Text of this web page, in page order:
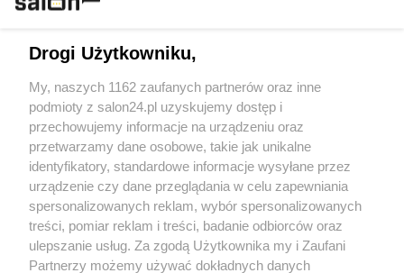
Sport
Społeczeństwo
Kultura
X Facebook Instagram Youtube
Drogi Użytkowniku,
My, naszych 1162 zaufanych partnerów oraz inne
podmioty z salon24.pl uzyskujemy dostęp i
przechowujemy informacje na urządzeniu oraz
przetwarzamy dane osobowe, takie jak unikalne
identyfikatory, standardowe informacje wysyłane przez
urządzenie czy dane przeglądania w celu zapewniania
spersonalizowanych reklam, wybór spersonalizowanych
treści, pomiar reklam i treści, badanie odbiorców oraz
ulepszanie usług. Za zgodą Użytkownika my i Zaufani
Partnerzy możemy używać dokładnych danych